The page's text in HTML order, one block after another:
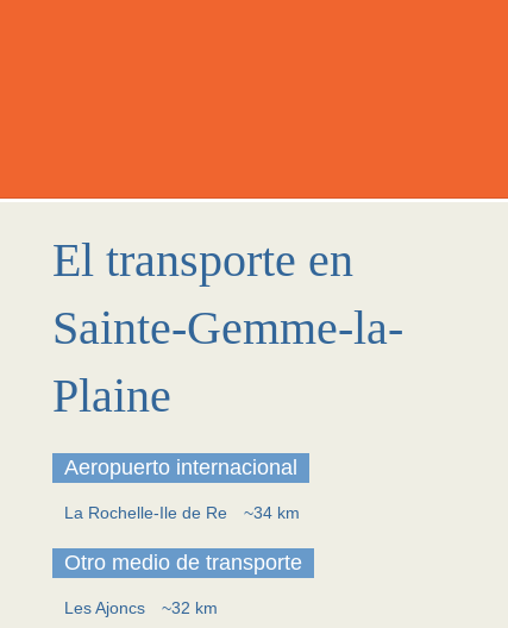
El transporte en
Sainte-Gemme-la-
Plaine
Aeropuerto internacional
La Rochelle-Ile de Re ~34 km
Otro medio de transporte
Les Ajoncs ~32 km